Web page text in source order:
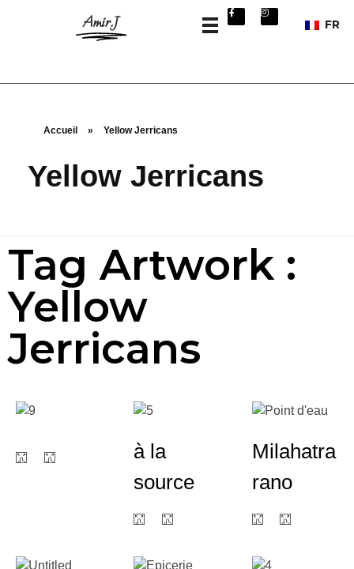
Amir.J FR
Accueil » Yellow Jerricans
Yellow Jerricans
Tag Artwork :
Yellow
Jerricans
à la
source
Milahatra
rano